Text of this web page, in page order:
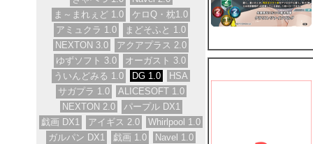
ま～まれぇど 1.0
ケロQ・枕1.0
アミュクラ 1.0
まどそふと 1.0
NEXTON 3.0
アクアプラス 2.0
ゆずソフト 3.0
オーガスト 3.0
ういんどみる 1.0
DG 1.0
HSA
サガプラ 1.0
ALICESOFT 1.0
NEXTON 2.0
パープル DX1
戯画 DX1
アイギス 2.0
Whirlpool 1.0
ガルパン DX1
戯画 1.0
Navel 1.0